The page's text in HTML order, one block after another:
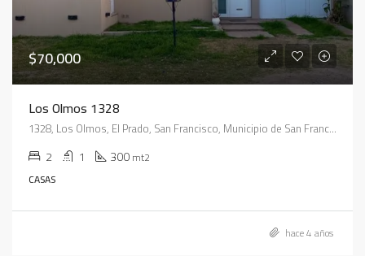
$70,000
Los Olmos 1328
1328, Los Olmos, El Prado, San Francisco, Municipio de San Francisco, Pedanía Juárez Celman, Departamento San Justo, Córdoba, X2400, Argentina
2 1 300mt2
CASAS
hace 4 años